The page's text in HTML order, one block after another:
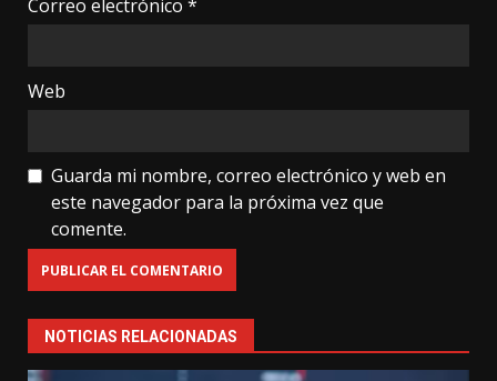
Correo electrónico *
Web
Guarda mi nombre, correo electrónico y web en
este navegador para la próxima vez que
comente.
NOTICIAS RELACIONADAS